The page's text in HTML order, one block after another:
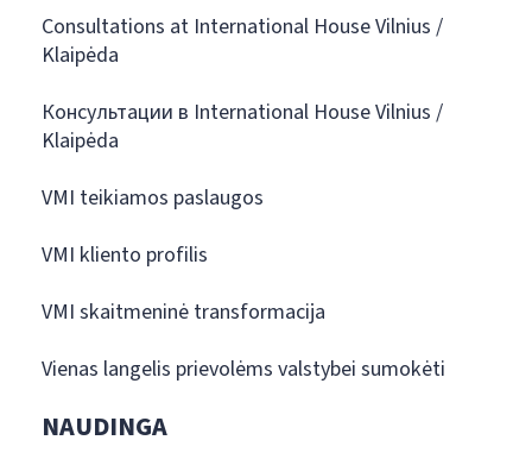
Consultations at International House Vilnius /
Klaipėda
Консультации в International House Vilnius /
Klaipėda
VMI teikiamos paslaugos
VMI kliento profilis
VMI skaitmeninė transformacija
Vienas langelis prievolėms valstybei sumokėti
NAUDINGA